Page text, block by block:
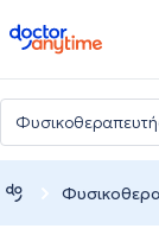
doctoranytime